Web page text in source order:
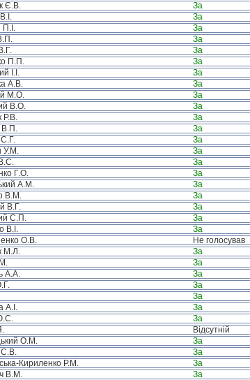
Є.В.
За
За
П.І.
За
За
За
П.П.
За
І.І.
За
А.В.
За
М.О.
За
В.О.
За
Р.В.
За
В.П.
За
За
У.М.
За
За
Г.О.
За
А.М.
За
В.М.
За
В.Г.
За
С.П.
За
В.І.
За
О.В.
Не голосував
М.Л.
За
За
А.А.
За
За
За
А.І.
За
За
Відсутній
О.М.
За
С.В.
За
Кириленко Р.М.
За
В.М.
За